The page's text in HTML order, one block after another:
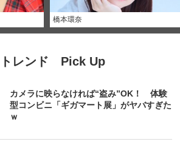
橋本環奈
トレンド Pick Up
カメラに映らなければ“盗み”OK！ 体験
型コンビニ「ギガマート展」がヤバすぎた
ｗ